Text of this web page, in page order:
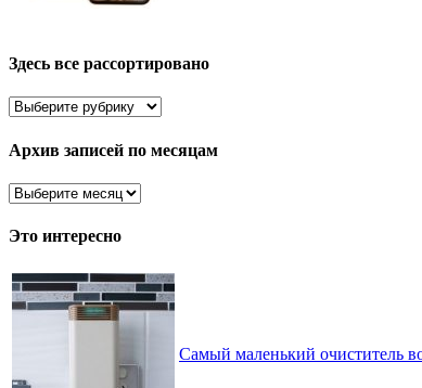
Здесь все рассортировано
Здесь
рассортировано
Архив записей по месяцам
Архив
по
Это интересно
Самый маленький очиститель